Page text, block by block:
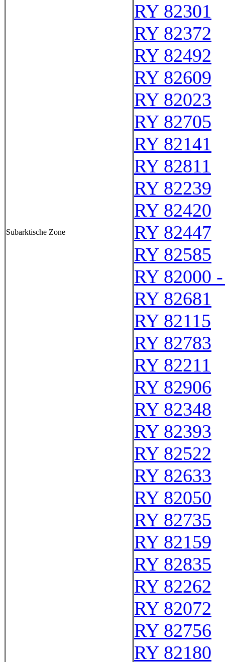
Subarktische Zone
RY 82301
RY 82372
RY 82492
RY 82609
RY 82023
RY 82705
RY 82141
RY 82811
RY 82239
RY 82420
RY 82447
RY 82585
RY 82000
RY 82681
RY 82115
RY 82783
RY 82211
RY 82906
RY 82348
RY 82393
RY 82522
RY 82633
RY 82050
RY 82735
RY 82159
RY 82835
RY 82262
RY 82072
RY 82756
RY 82180